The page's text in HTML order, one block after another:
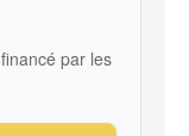
par les